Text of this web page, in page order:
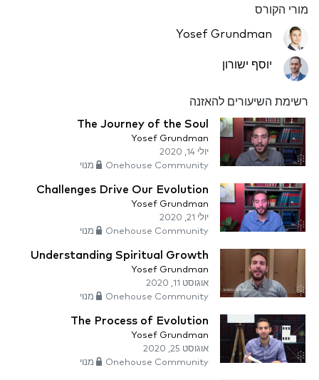
מורי הקורס
Yosef Grundman
יוסף ישורון
רשימת השיעורים להאזנה
The Journey of the Soul
Yosef Grundman
יולי 14, 2020
Onehouse Community מנוי
Challenges Drive Our Evolution
Yosef Grundman
יולי 21, 2020
Onehouse Community מנוי
Understanding Spiritual Growth
Yosef Grundman
אוגוסט 11, 2020
Onehouse Community מנוי
The Process of Evolution
Yosef Grundman
אוגוסט 25, 2020
Onehouse Community מנוי